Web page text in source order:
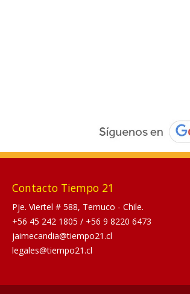
Contacto Tiempo 21
Pje. Viertel # 588, Temuco - Chile.
+56 45 242 1805 / +56 9 8220 6473
jaimecandia@tiempo21.cl
legales@tiempo21.cl